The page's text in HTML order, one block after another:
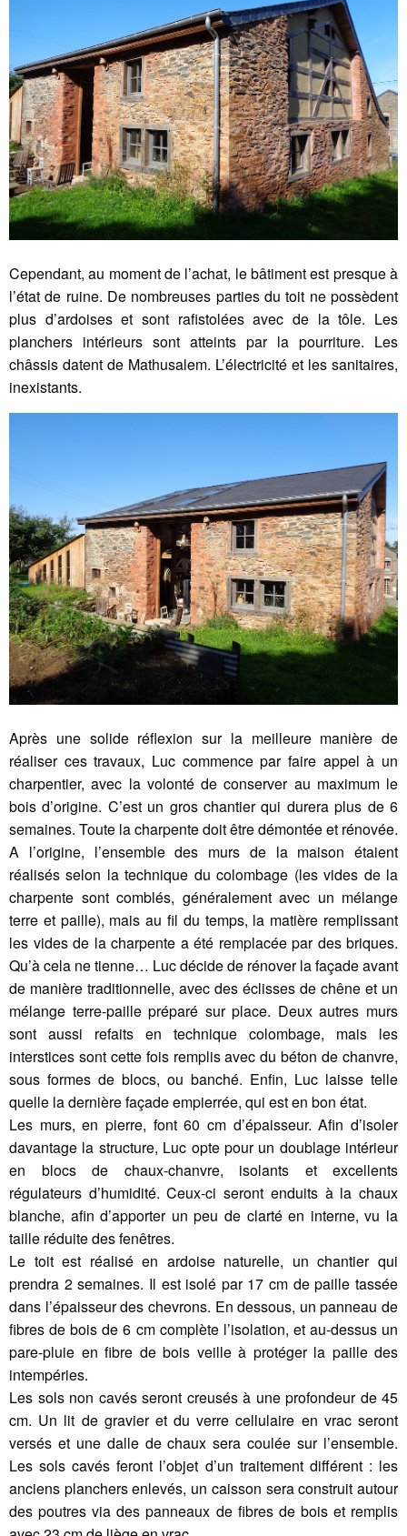
Cependant, au moment de l’achat, le bâtiment est presque à
l’état de ruine. De nombreuses parties du toit ne possèdent
plus d’ardoises et sont rafistolées avec de la tôle. Les
planchers intérieurs sont atteints par la pourriture. Les
châssis datent de Mathusalem. L’électricité et les sanitaires,
inexistants.
Après une solide réflexion sur la meilleure manière de
réaliser ces travaux, Luc commence par faire appel à un
charpentier, avec la volonté de conserver au maximum le
bois d’origine. C’est un gros chantier qui durera plus de 6
semaines. Toute la charpente doit être démontée et rénovée.
A l’origine, l’ensemble des murs de la maison étaient
réalisés selon la technique du colombage (les vides de la
charpente sont comblés, généralement avec un mélange
terre et paille), mais au fil du temps, la matière remplissant
les vides de la charpente a été remplacée par des briques.
Qu’à cela ne tienne… Luc décide de rénover la façade avant
de manière traditionnelle, avec des éclisses de chêne et un
mélange terre-paille préparé sur place. Deux autres murs
sont aussi refaits en technique colombage, mais les
interstices sont cette fois remplis avec du béton de chanvre,
sous formes de blocs, ou banché. Enfin, Luc laisse telle
quelle la dernière façade empierrée, qui est en bon état.
Les murs, en pierre, font 60 cm d’épaisseur. Afin d’isoler
davantage la structure, Luc opte pour un doublage intérieur
en blocs de chaux-chanvre, isolants et excellents
régulateurs d’humidité. Ceux-ci seront enduits à la chaux
blanche, afin d’apporter un peu de clarté en interne, vu la
taille réduite des fenêtres.
Le toit est réalisé en ardoise naturelle, un chantier qui
prendra 2 semaines. Il est isolé par 17 cm de paille tassée
dans l’épaisseur des chevrons. En dessous, un panneau de
fibres de bois de 6 cm complète l’isolation, et au-dessus un
pare-pluie en fibre de bois veille à protéger la paille des
intempéries.
Les sols non cavés seront creusés à une profondeur de 45
cm. Un lit de gravier et du verre cellulaire en vrac seront
versés et une dalle de chaux sera coulée sur l’ensemble.
Les sols cavés feront l’objet d’un traitement différent : les
anciens planchers enlevés, un caisson sera construit autour
des poutres via des panneaux de fibres de bois et remplis